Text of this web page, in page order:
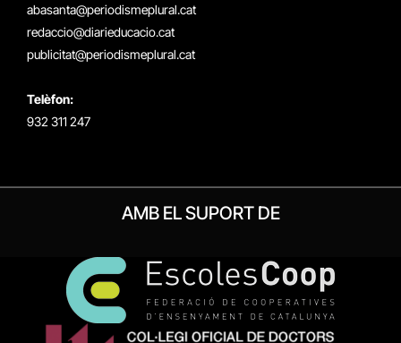
abasanta@periodismeplural.cat
redaccio@diarieducacio.cat
publicitat@periodismeplural.cat
Telèfon:
932 311 247
AMB EL SUPORT DE